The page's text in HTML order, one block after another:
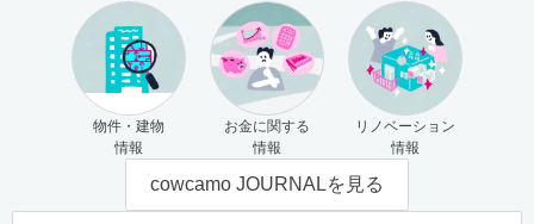
物件・建物
情報
お金に関する
情報
リノベーション
情報
cowcamo JOURNALを見る